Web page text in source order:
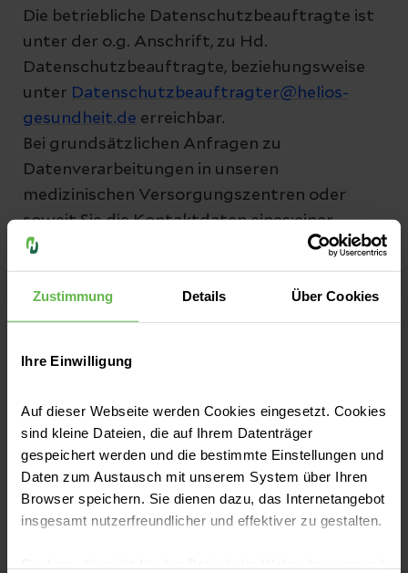
Zustimmung Details Über Cookies
Ihre Einwilligung
Auf dieser Webseite werden Cookies eingesetzt. Cookies
sind kleine Dateien, die auf Ihrem Datenträger
gespeichert werden und die bestimmte Einstellungen und
Daten zum Austausch mit unserem System über Ihren
Browser speichern. Sie dienen dazu, das Internetangebot
insgesamt nutzerfreundlicher und effektiver zu gestalten.
Die betriebliche Datenschutzbeauftragte ist
unter der o.g. Anschrift, zu Hd.
Datenschutzbeauftragte, beziehungsweise
unter Datenschutzbeauftragter@helios-
gesundheit.de erreichbar.
Bei grundsätzlichen Anfragen zu
Datenverarbeitungen in unseren
medizinischen Versorgungszentren oder
soweit Sie die Kontaktdaten eines:einer
Ansprechpartner:in für den Datenschutz in
der jeweiligen Gesellschaft erfragen
möchten, wenden Sie sich bitte an die
zuständige Referentin (Datenschutz/Helios
Datenschutz
Weiter Infos zum Datenschutz bei Helios